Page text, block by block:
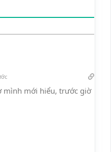
mình mới hiểu, trước giờ